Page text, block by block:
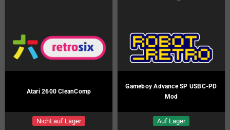
Atari 2600 CleanComp
Nicht auf Lager
Gameboy Advance SP USBC-PD
Mod
Auf Lager